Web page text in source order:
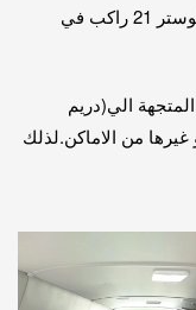
ايجار تويوتا كوستر لتوصيلات المطار،ايجار كوستر 21 راكب في
الي(دريم
غيرها من الاماكن.لذلك